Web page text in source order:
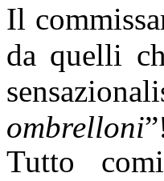
Il
da quelli
ombrelloni
Tutto